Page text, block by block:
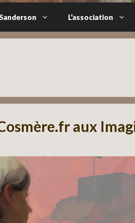
L’association
aux